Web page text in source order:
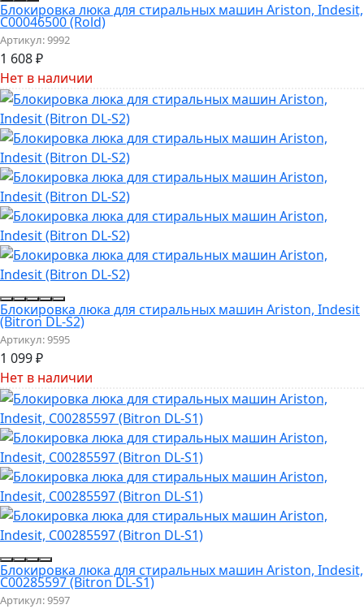
Блокировка люка для стиральных машин Ariston, Indesit,
C00046500 (Rold)
Артикул:9992
1 608₽
Нет в наличии
Блокировка люка для стиральных машин Ariston, Indesit
(Bitron DL-S2)
Артикул:9595
1 099₽
Нет в наличии
Блокировка люка для стиральных машин Ariston, Indesit,
C00285597 (Bitron DL-S1)
Артикул:9597